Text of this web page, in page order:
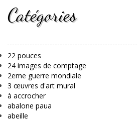
Catégories
22 pouces
24 images de comptage
2eme guerre mondiale
3 œuvres d'art mural
à accrocher
abalone paua
abeille